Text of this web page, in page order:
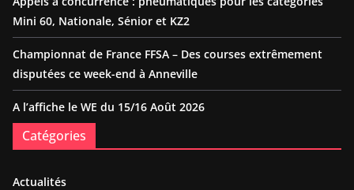
Mini 60, Nationale, Sénior et KZ2
Championnat de France FFSA – Des courses extrêmement
disputées ce week-end à Anneville
A l’affiche le WE du 15/16 Août 2026
Catégories
Actualités